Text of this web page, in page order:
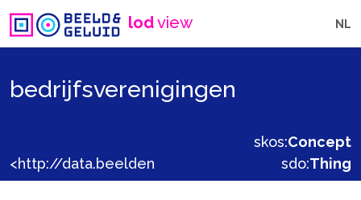
lodview NL
bedrijfsverenigingen
skos:Concept
sdo:Thing